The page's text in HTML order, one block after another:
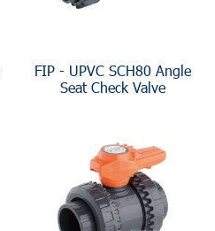
FIP - UPVC SCH80 Angle
Seat Check Valve